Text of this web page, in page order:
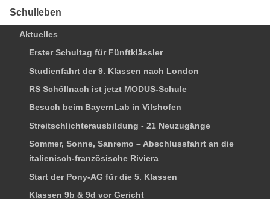
Schulleben
Aktuelles
Erster Schultag für Fünftklässler
Studienfahrt der 9. Klassen nach London
RS Schöllnach ist jetzt MODUS-Schule
Besuch beim BayernLab in Vilshofen
Streitschlichterausbildung - 21 Neuzugänge
Sommer, Sonne, Sanremo – Abschlussfahrt an die
italienisch-französische Riviera
Start der Pony-AG für die 5. Klassen
Klassen 9b & 9d vor Gericht